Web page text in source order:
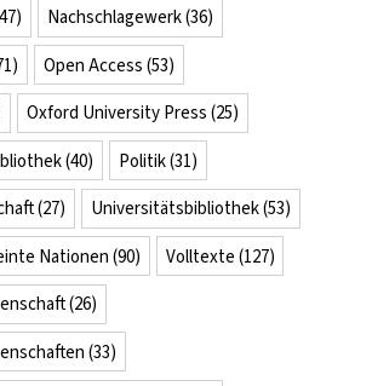
Nachschlagewerk(36)
Open Access (53)
Oxford University Press (25)
(40) Politik(31)
(27) Universitätsbibliothek(53)
Nationen (90) Volltexte (127)
(26)
(33)